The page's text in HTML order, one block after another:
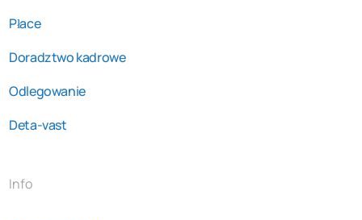
Płace
Doradztwo kadrowe
Odlegowanie
Deta-vast
Info